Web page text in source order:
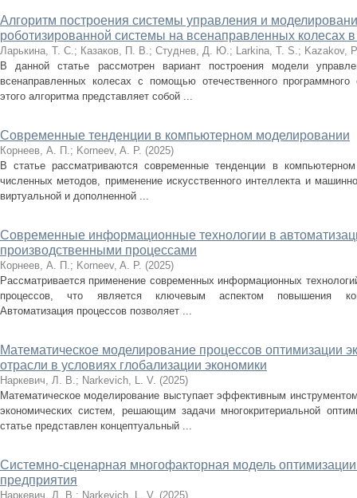
Алгоритм построения системы управления и
роботизированной системы на всенаправленных колесах
Ларькина, Т. С.; Казаков, П. В.; Студнев, Д. Ю.; Larkina, T. S.; Kazakov,
В данной статье рассмотрен вариант построения модели
всенаправленных колесах с помощью отечественного программного
этого алгоритма представляет собой ...
Современные тенденции в компьютерном моделировании
Корнеев, А. П.; Korneev, A. P. (2025)
В статье рассматриваются современные тенденции в
численных методов, применение искусственного интеллекта и
виртуальной и дополненной ...
Современные информационные технологии в
производственными процессами
Корнеев, А. П.; Korneev, A. P. (2025)
Рассматривается применение современных информационных
процессов, что является ключевым аспектом повышения
Автоматизация процессов позволяет ...
Математическое моделирование процессов оптимизации
отрасли в условиях глобализации экономики
Наркевич, Л. В.; Narkevich, L. V. (2025)
Математическое моделирование выступает эффективным
экономических систем, решающим задачи многокритериальной
статье представлен концептуальный ...
Системно-сценарная многофакторная модель
предприятия
Наркевич, Л. В.; Narkevich, L. V. (2025)